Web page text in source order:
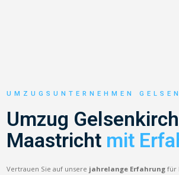
UMZUGSUNTERNEHMEN
Umzug
Maastricht mit
Vertrauen Sie auf unsere jahrelange Erfahrung für